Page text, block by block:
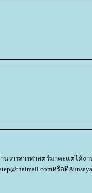
นวารสารศาสตร์มาคะแต่ได้ง
หรือที่